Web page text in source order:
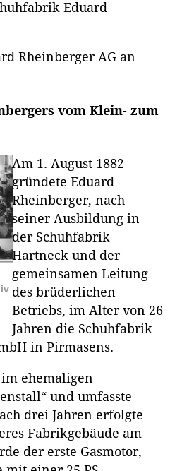
Eduard
Rheinberger AG an
vom Klein- zum
Am 1. August 1882
gründete Eduard
Rheinberger, nach
seiner Ausbildung in
der Schuhfabrik
Hartneck und der
gemeinsamen Leitung
des brüderlichen
Betriebs, im Alter von 26
Jahren die Schuhfabrik
in Pirmasens.
ehemaligen
und umfasste
drei Jahren erfolgte
Fabrikgebäude am
der erste Gasmotor,